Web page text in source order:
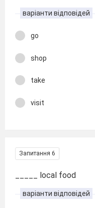
варіанти відповідей
go
shop
take
visit
Запитання 6
_____ local food
варіанти відповідей